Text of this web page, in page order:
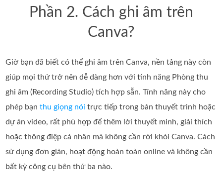
Phần 2. Cách ghi âm trên
Canva?
Giờ bạn đã biết có thể ghi âm trên Canva, nền tảng này còn
giúp mọi thứ trở nên dễ dàng hơn với tính năng Phòng thu
ghi âm (Recording Studio) tích hợp sẵn. Tính năng này cho
phép bạnthu giọng nói trực tiếp trong bản thuyết trình hoặc
dự án video, rất phù hợp để thêm lời thuyết minh, giải thích
hoặc thông điệp cá nhân mà không cần rời khỏi Canva. Cách
sử dụng đơn giản, hoạt động hoàn toàn online và không cần
bất kỳ công cụ bên thứ ba nào.